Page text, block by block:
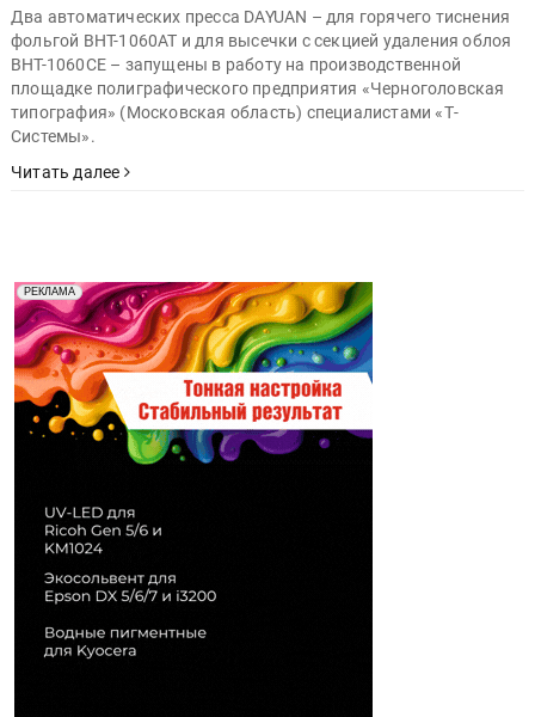
Два автоматических пресса DAYUAN – для горячего тиснения
фольгой BHT-1060AT и для высечки с секцией удаления облоя
BHT-1060CE – запущены в работу на производственной
площадке полиграфического предприятия «Черноголовская
типография» (Московская область) специалистами «Т-
Системы».
Читать далее
РЕКЛАМА
Реклама. Рекламодатель ООО "Передовые Системы
Печати" erid: 2SDnjd2d4Qz